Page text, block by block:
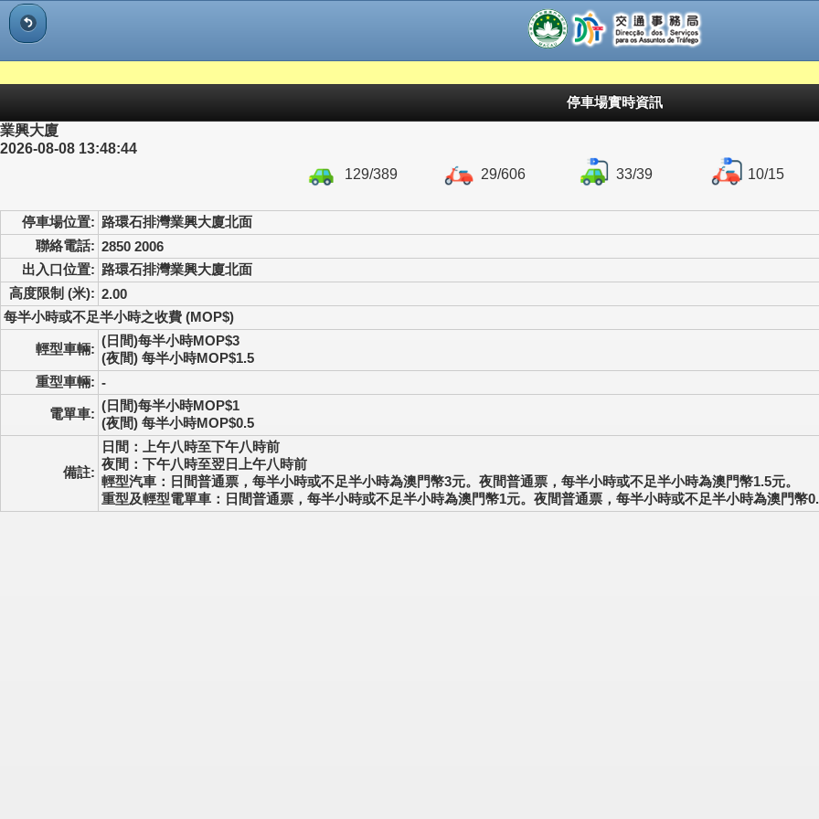
停車場實時資訊
業興大廈
2026-08-08 13:48:44
129/389
29/606 33/39 10/15
停車場位置: 路環石排灣業興大廈北面
聯絡電話: 2850 2006
出入口位置: 路環石排灣業興大廈北面
高度限制 (米): 2.00
每半小時或不足半小時之收費 (MOP$)
輕型車輛:
(日間)每半小時MOP$3
(夜間) 每半小時MOP$1.5
重型車輛: -
電單車:
(日間)每半小時MOP$1
(夜間) 每半小時MOP$0.5
備註:
日間：上午八時至下午八時前
夜間：下午八時至翌日上午八時前
輕型汽車：日間普通票，每半小時或不足半小時為澳門幣3元。夜間普通票，每半小時或不足半小時為澳門幣1.5元。
重型及輕型電單車：日間普通票，每半小時或不足半小時為澳門幣1元。夜間普通票，每半小時或不足半小時為澳門幣
© 2021 DSAT